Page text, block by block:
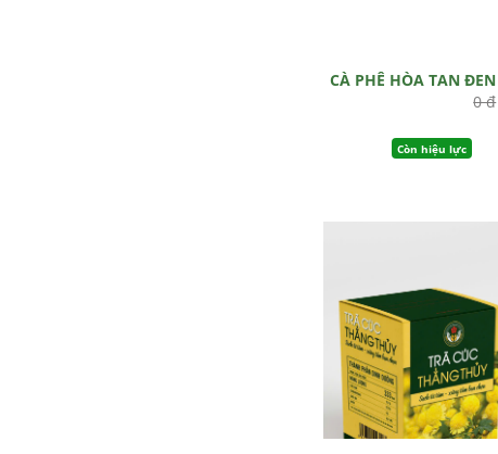
CÀ PHÊ HÒA TAN ĐEN
0 đ
Còn hiệu lực